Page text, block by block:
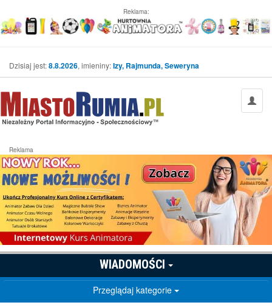
Reklama:
Dzisiaj jest:8.8.2026, imieniny:Izy, Rajmunda, Seweryna
Reklama
WIADOMOŚCI
Przeglądaj kategorie